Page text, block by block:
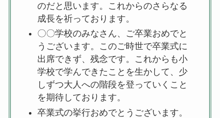
のだと思います。これからのさらなる
成長を祈っております。
〇〇学校のみなさん、ご卒業おめでと
うございます。このご時世で卒業式に
出席できず、残念です。これからも小
学校で学んできたことを生かして、少
しずつ大人への階段を登っていくこと
を期待しております。
卒業式の挙行おめでとうございます。